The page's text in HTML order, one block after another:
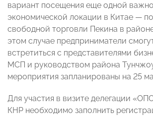
вариант посещения еще одной
экономической локации в Китае —
свободной торговли Пекина в
этом случае предприниматели
встретиться с представителями
МСП и руководством района
мероприятия запланированы на 25
Для участия в визите делегации
КНР необходимо заполнить